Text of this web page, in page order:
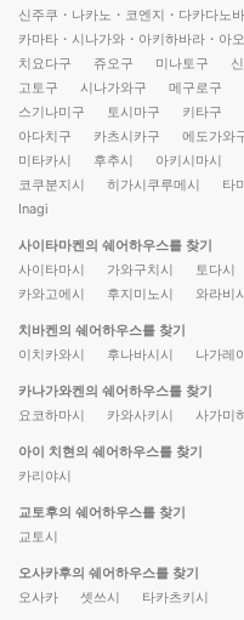
신주쿠・나카노・코엔지・다카다노
카마타・시나가와・아키하바라・아
치요다구
쥬오구 미나토구
고토구
시나가와구 메구로구
스기나미구
토시마구 키타구
아다치구
카츠시카구 에도가와
미타카시
후추시 아키시마시
코쿠분지시
히가시쿠루메시 타
Inagi
사이타마켄의 쉐어하우스를 찾기
사이타마시
가와구치시 토다시
카와고에시
후지미노시 와라비
치바켄의 쉐어하우스를 찾기
이치카와시
후나바시시 나가레
카나가와켄의 쉐어하우스를 찾기
요코하마시
카와사키시 사가미
아이 치현의 쉐어하우스를 찾기
카리야시
교토후의 쉐어하우스를 찾기
교토시
오사카후의 쉐어하우스를 찾기
오사카
셋쓰시 타카츠키시